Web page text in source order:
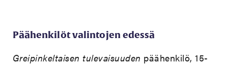
Päähenkilöt valintojen edessä
Greipinkeltaisen tulevaisuuden päähenkilö, 15-